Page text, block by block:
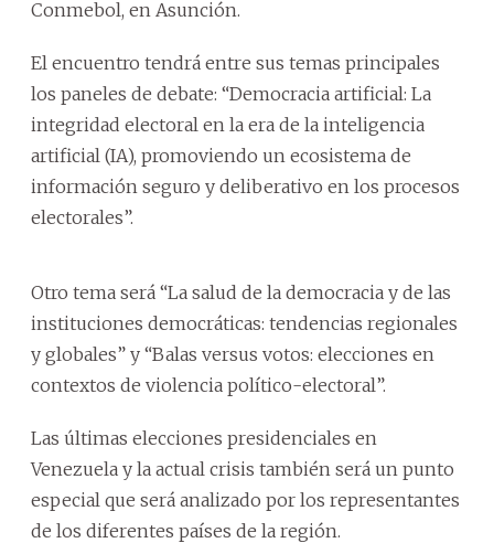
Conmebol, en Asunción.
El encuentro tendrá entre sus temas principales
los paneles de debate: “Democracia artificial: La
integridad electoral en la era de la inteligencia
artificial (IA), promoviendo un ecosistema de
información seguro y deliberativo en los procesos
electorales”.
Otro tema será “La salud de la democracia y de las
instituciones democráticas: tendencias regionales
y globales” y “Balas versus votos: elecciones en
contextos de violencia político-electoral”.
Las últimas elecciones presidenciales en
Venezuela y la actual crisis también será un punto
especial que será analizado por los representantes
de los diferentes países de la región.